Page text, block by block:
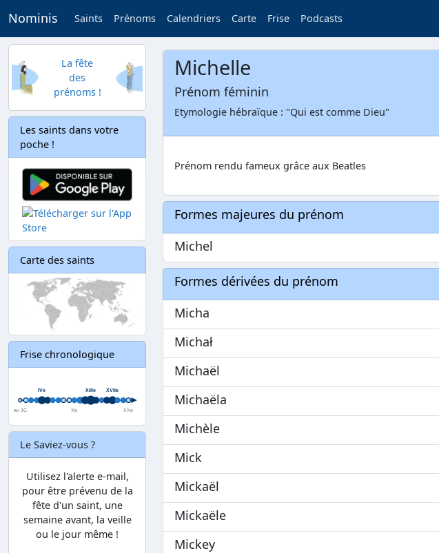
Nominis Saints Prénoms Calendriers Carte Frise Podcasts
La fête
des
prénoms !
Les saints dans votre
poche !
Carte des saints
Frise chronologique
Le Saviez-vous ?
Utilisez l'alerte e-mail,
pour être prévenu de la
fête d'un saint, une
semaine avant, la veille
ou le jour même !
Michelle
Prénom féminin
Etymologie hébraïque : "Qui est comme Dieu"
Prénom rendu fameux grâce aux Beatles
Formes majeures du prénom
Michel
Formes dérivées du prénom
Micha
Michał
Michaël
Michaëla
Michèle
Mick
Mickaël
Mickaële
Mickey